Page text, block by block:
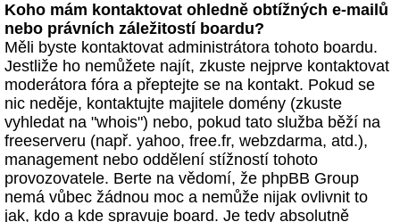
Koho mám kontaktovat ohledně obtížných e-mailů
nebo právních záležitostí boardu?
Měli byste kontaktovat administrátora tohoto boardu.
Jestliže ho nemůžete najít, zkuste nejprve kontaktovat
moderátora fóra a přeptejte se na kontakt. Pokud se
nic neděje, kontaktujte majitele domény (zkuste
vyhledat na "whois") nebo, pokud tato služba běží na
freeserveru (např. yahoo, free.fr, webzdarma, atd.),
management nebo oddělení stížností tohoto
provozovatele. Berte na vědomí, že phpBB Group
nemá vůbec žádnou moc a nemůže nijak ovlivnit to
jak, kdo a kde spravuje board. Je tedy absolutně